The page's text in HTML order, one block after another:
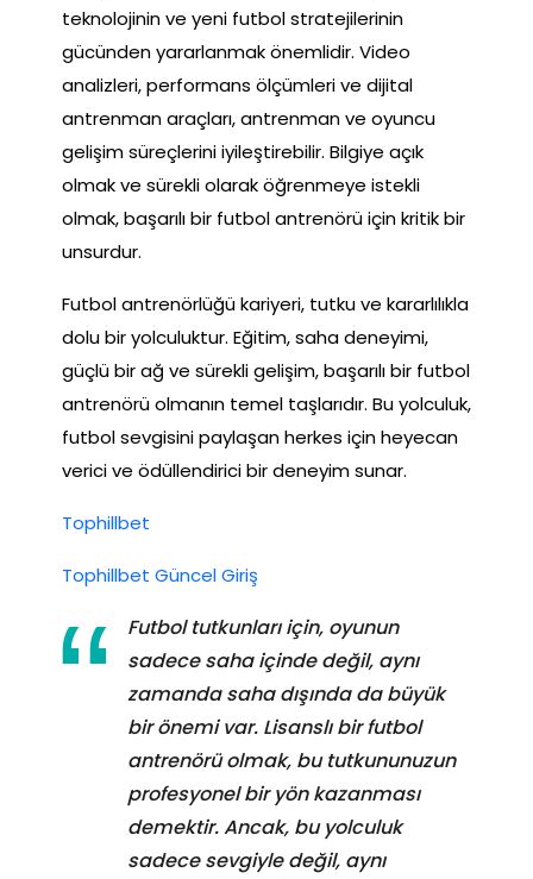
teknolojinin ve yeni futbol stratejilerinin
gücünden yararlanmak önemlidir. Video
analizleri, performans ölçümleri ve dijital
antrenman araçları, antrenman ve oyuncu
gelişim süreçlerini iyileştirebilir. Bilgiye açık
olmak ve sürekli olarak öğrenmeye istekli
olmak, başarılı bir futbol antrenörü için kritik bir
unsurdur.
Futbol antrenörlüğü kariyeri, tutku ve kararlılıkla
dolu bir yolculuktur. Eğitim, saha deneyimi,
güçlü bir ağ ve sürekli gelişim, başarılı bir futbol
antrenörü olmanın temel taşlarıdır. Bu yolculuk,
futbol sevgisini paylaşan herkes için heyecan
verici ve ödüllendirici bir deneyim sunar.
Tophillbet
Tophillbet Güncel Giriş
Futbol tutkunları için, oyunun
sadece saha içinde değil, aynı
zamanda saha dışında da büyük
bir önemi var. Lisanslı bir futbol
antrenörü olmak, bu tutkununuzun
profesyonel bir yön kazanması
demektir. Ancak, bu yolculuk
sadece sevgiyle değil, aynı